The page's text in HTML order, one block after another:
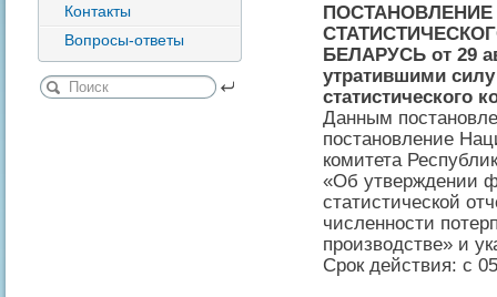
Контакты
Вопросы-ответы
БЕЛАРУСЬ от 29
утратившими
статистического
Данным
постановление
комитета
«Об утверждении
статистической
численности
производстве» и
Срок действия: с